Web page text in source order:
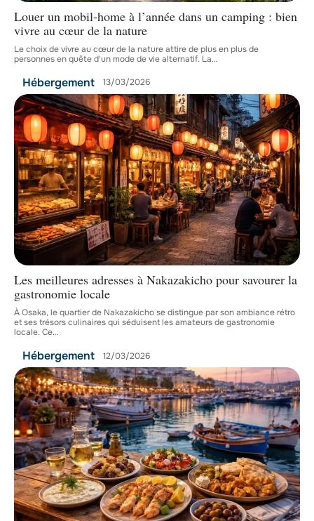
Louer un mobil-home à l’année dans un camping : bien
vivre au cœur de la nature
Le choix de vivre au cœur de la nature attire de plus en plus de
personnes en quête d'un mode de vie alternatif. La…
Hébergement 13/03/2026
Les meilleures adresses à Nakazakicho pour savourer la
gastronomie locale
À Osaka, le quartier de Nakazakicho se distingue par son ambiance rétro
et ses trésors culinaires qui séduisent les amateurs de gastronomie
locale. Ce…
Hébergement 12/03/2026